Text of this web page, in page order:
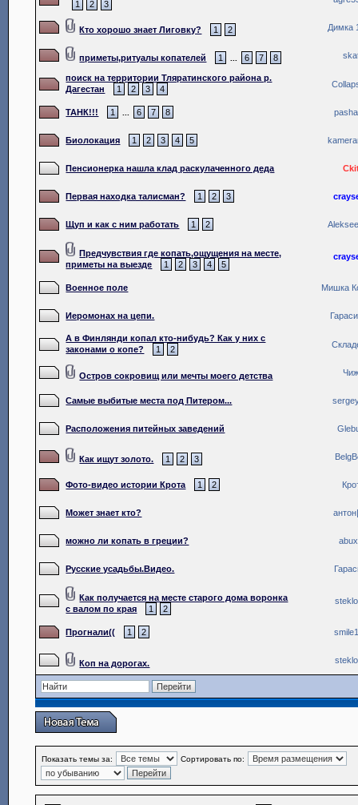
1
2 3
Кто хорошо знает Лиговку? 1 2 Димка
приметы,ритуалы копателей 1 6 7 8
поиск на территории Тляратинского района р.
Дагестан
1 2 3 4
ТАНК!!! 1 6 7 8
Биолокация 1 2 3 4 5
Пенсионерка нашла клад раскулаченного деда
Первая находка талисман? 1 2 3
Щуп и как с ним работать 1 2
Предчувствия где копать,ощущения на месте,
приметы на выезде
1 2 3 4 5
Военное поле Мишка
Иеромонах на цепи.
А в Финлянди копал кто-нибудь? Как у них с
законами о копе?
1 2
Остров сокровищ или мечты моего детства
Самые выбитые места под Питером...
Расположения питейных заведений
Как ищут золото. 1 2 3
Фото-видео истории Крота 1 2
Может знает кто?
можно ли копать в греции?
Русские усадьбы.Видео.
Как получается на месте старого дома воронка
с валом по края
1 2
Прогнали(( 1 2
Коп на дорогах.
Показать темы за: Сортировать по: